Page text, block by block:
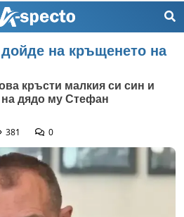
на кръщенето на
кръсти малкия си син и
дядо му Стефан
381 0